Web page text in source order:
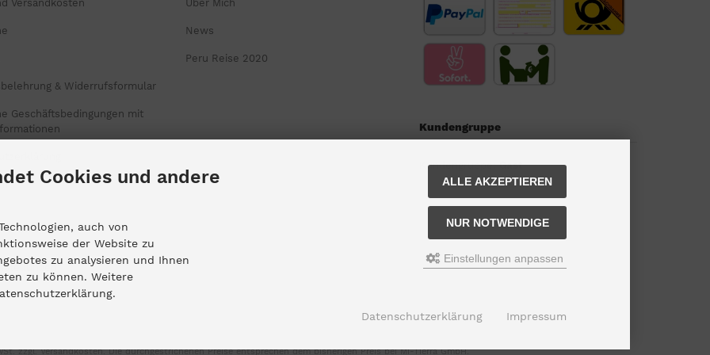
Versandkosten
& Widerrufsformular
Geschäftsbedingungen mit
Über Mich
News
Peru Reise 2020
Kundengruppe
Kundengruppe:Gast
zzgl.Versandkosten. Die durchgestrichenen Preise entsprechen dem bisherigen Preis bei Mi-Tierra GmbH.
Cookies und andere
auch von
der Website zu
zu analysieren und Ihnen
zu können. Weitere
ALLE AKZEPTIEREN
NUR NOTWENDIGE
Einstellungen anpassen
Datenschutzerklärung Impressum